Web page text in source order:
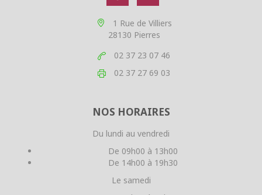
1 Rue de Villiers
28130 Pierres
02 37 23 07 46
02 37 27 69 03
NOS HORAIRES
Du lundi au vendredi
De 09h00 à 13h00
De 14h00 à 19h30
Le samedi